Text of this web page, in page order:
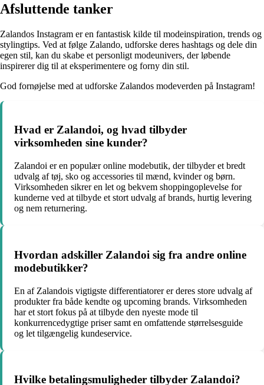
Afsluttende tanker
Zalandos Instagram er en fantastisk kilde til modeinspiration, trends og
stylingtips. Ved at følge Zalando, udforske deres hashtags og dele din
egen stil, kan du skabe et personligt modeunivers, der løbende
inspirerer dig til at eksperimentere og forny din stil.
God fornøjelse med at udforske Zalandos modeverden på Instagram!
Hvad er Zalandoi, og hvad tilbyder
virksomheden sine kunder?
Zalandoi er en populær online modebutik, der tilbyder et bredt
udvalg af tøj, sko og accessories til mænd, kvinder og børn.
Virksomheden sikrer en let og bekvem shoppingoplevelse for
kunderne ved at tilbyde et stort udvalg af brands, hurtig levering
og nem returnering.
Hvordan adskiller Zalandoi sig fra andre online
modebutikker?
En af Zalandois vigtigste differentiatorer er deres store udvalg af
produkter fra både kendte og upcoming brands. Virksomheden
har et stort fokus på at tilbyde den nyeste mode til
konkurrencedygtige priser samt en omfattende størrelsesguide
og let tilgængelig kundeservice.
Hvilke betalingsmuligheder tilbyder Zalandoi?